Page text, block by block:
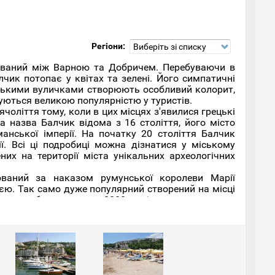
Регіони: Виберіть зі списку
між Варною та Добричем. Перебуваючи в
потопає у квітах та зелені. Його симпатичні
вуличками створюють особливий колорит,
великою популярністю у туристів.
тому, коли в цих місцях з'явилися грецькі
назва Балчик відома з 16 століття, його місто
імперії. На початку 20 століття Балчик
Всі ці подробиці можна дізнатися у міському
на території міста унікальних археологічних
за наказом румунської королеви Марії
Так само дуже популярний створений на місці
побачити понад 2000 видів рослин, а також
богів, мармурові пам'ятники, монети та
у травні та триває до вересня. Найбільший
клімат курорту досить м'який і підходить для